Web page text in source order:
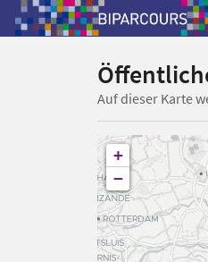
Auf dieser Karte
+
−